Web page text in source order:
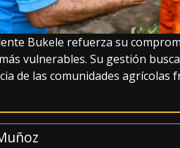
Bukele refuerza su
vulnerables. Su gestión
de las comunidades agrícolas